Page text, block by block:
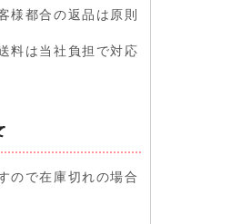
様都合の返品は原則
料は当社負担で対応
ので在庫切れの場合